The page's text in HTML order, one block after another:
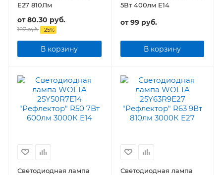
Е27 810Лм
от80.30 руб.
107 руб. -25%
В корзину
5Вт 400лм E14
от99 руб.
В корзину
Светодиодная лампа
Светодиодная лампа